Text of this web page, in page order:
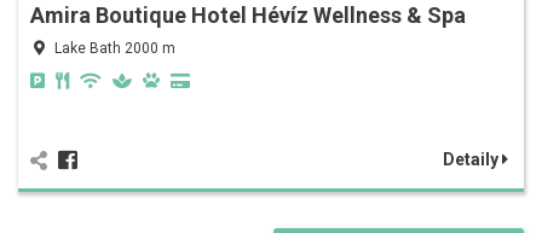
Amira Boutique Hotel Hévíz Wellness & Spa
Lake Bath 2000 m
Detaily